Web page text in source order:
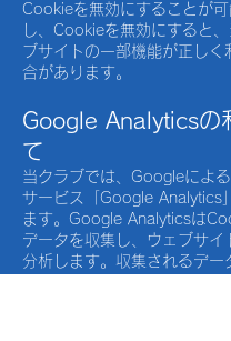
Cookieを無効にすることが
し、Cookieを無効にすると
ブサイトの一部機能が正しく
合があります。
Google Analyticsの
て
当クラブでは、Googleによ
サービス「Google Analytics
ます。Google Analyticsは
データを収集し、ウェブサイ
分析します。収集されるデー